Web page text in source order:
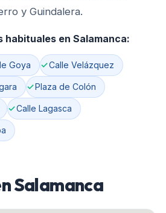
y Guindalera.
habituales en Salamanca:
Goya Calle Velázquez
Plaza de Colón
Calle Lagasca
Salamanca